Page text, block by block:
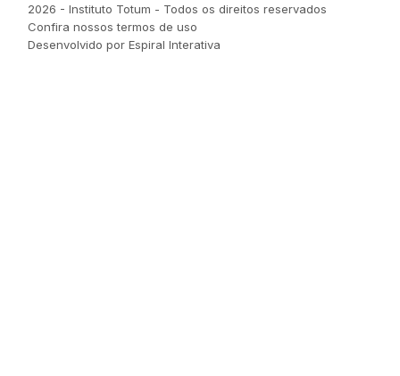
2026 - Instituto Totum - Todos os direitos reservados
Confira nossos termos de uso
Desenvolvido por Espiral Interativa